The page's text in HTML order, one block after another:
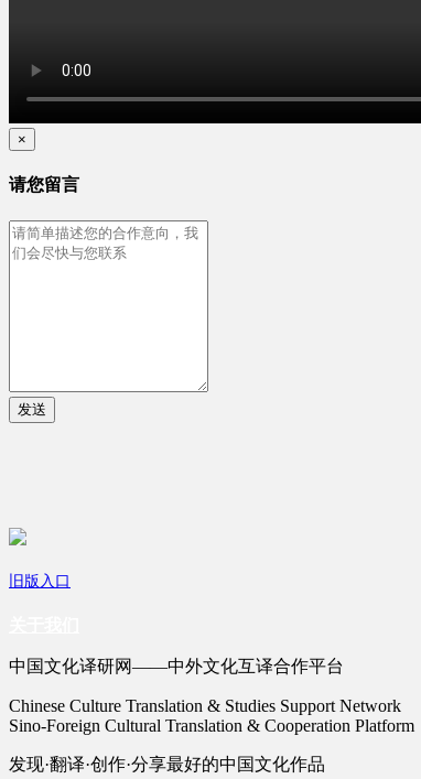
×
请您留言
发送
旧版入口
中国文化译研网——中外文化互译合作平台
Chinese Culture Translation & Studies Support Network
Sino-Foreign Cultural Translation & Cooperation Platform
发现·翻译·创作·分享最好的中国文化作品